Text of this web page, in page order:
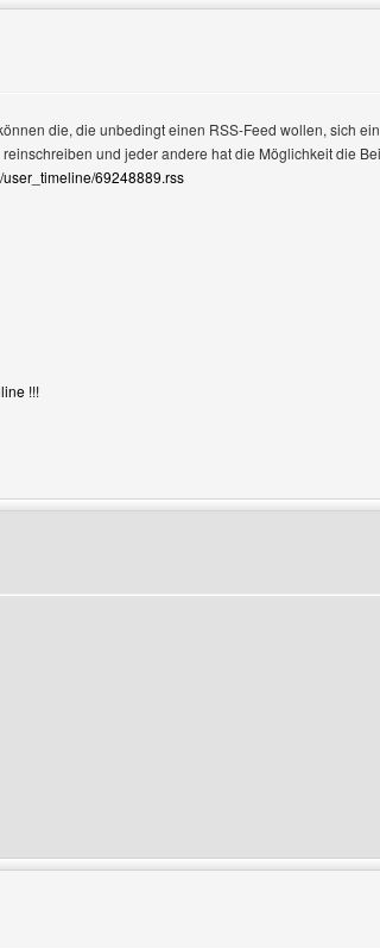
die, die unbedingt einen RSS-Feed wollen, sich
und jeder andere hat die Möglichkeit die
user_timeline/69248889.rss
!!!
games
infos